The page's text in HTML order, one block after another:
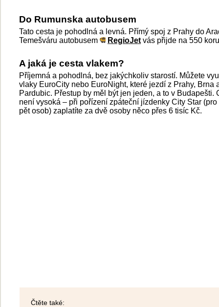
Do Rumunska autobusem
Tato cesta je pohodlná a levná. Přímý spoj z Prahy do
Temešváru autobusem
RegioJet vás přijde na 550
A jaká je cesta vlakem?
Příjemná a pohodlná, bez jakýchkoliv starostí. Můžete
vlaky EuroCity nebo EuroNight, které jezdí z Prahy, Brna
Pardubic. Přestup by měl být jen jeden, a to v Budapešti.
není vysoká – při pořízení zpáteční jízdenky City Star (pro
pět osob) zaplatíte za dvě osoby něco přes 6 tisíc Kč.
Čtěte také: